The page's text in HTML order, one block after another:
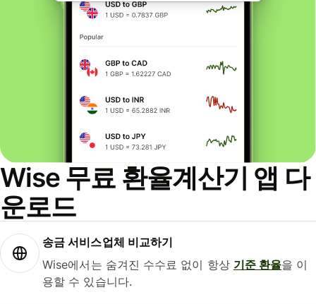
Wise 무료 환율계산기 앱 다
운로드
송금 서비스업체 비교하기
Wise에서는 숨겨진 수수료 없이 항상 기준 환율을 이
용할 수 있습니다.